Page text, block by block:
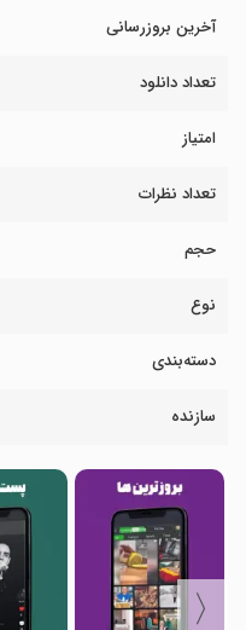
آخرین بروزرسانی
تعداد دانلود
امتیاز
تعداد نظرات
حجم
نوع
دسته‌بندی
سازنده
〈